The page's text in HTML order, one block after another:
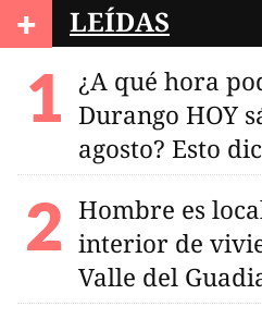
+ LEÍDAS
¿A qué hora
Durango HOY
agosto? Esto
Hombre es
interior de
Valle del